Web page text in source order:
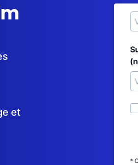
et
*